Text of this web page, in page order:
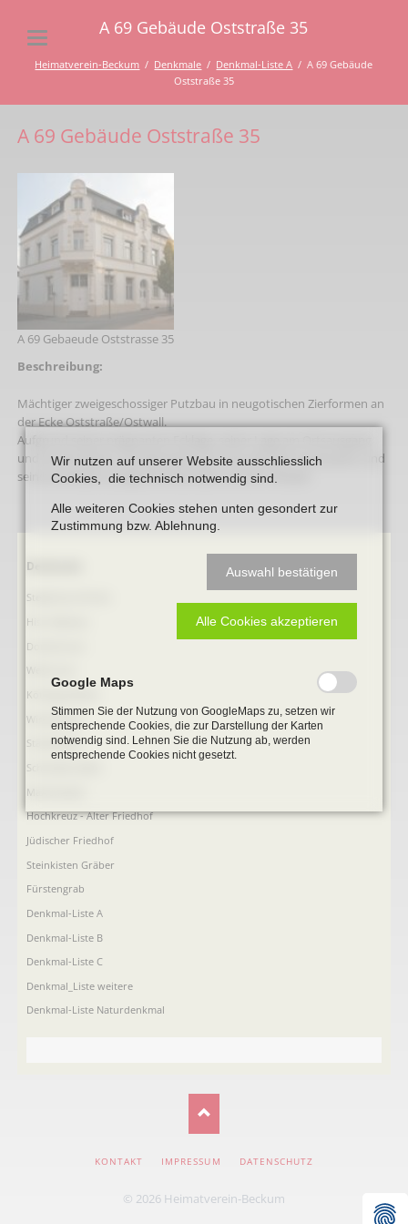
A 69 Gebäude Oststraße 35
Heimatverein-Beckum Denkmale Denkmal-Liste A
A 69 Gebäude
Oststraße 35
A 69 Gebäude Oststraße 35
A 69 Gebaeude Oststrasse 35
Beschreibung:
Mächtiger zweigeschossiger Putzbau in neugotischen Zierformen an
der Ecke Oststraße/Ostwall.
Aufgrund seiner prägnanten Ecklage, seiner Lage am Ortsausgang
und an der Werse, charakterisiert das Haus die alte Torsituation und
seine Architektur prägt die Oststraße und den Ostwall.
Navigation
Denkmale
Stephanus-Kirche
Hist. Rathaus
Domitorium
Wehrturm
Köttings Mühle
Windmühle
Ständehaus
Schmiede Galen
Mariensäule
Hochkreuz - Alter Friedhof
Jüdischer Friedhof
Steinkisten Gräber
Fürstengrab
Denkmal-Liste A
Denkmal-Liste B
Denkmal-Liste C
Denkmal_Liste weitere
Denkmal-Liste Naturdenkmal
NAVIGATION
KONTAKT IMPRESSUM DATENSCHUTZ
© 2026 Heimatverein-Beckum
Wir nutzen auf unserer Website ausschliesslich
Cookies, die technisch notwendig sind.
Alle weiteren Cookies stehen unten gesondert zur
Zustimmung bzw. Ablehnung.
Auswahl bestätigen
Alle Cookies akzeptieren
Google Maps
Stimmen Sie der Nutzung von GoogleMaps zu, setzen wir
entsprechende Cookies, die zur Darstellung der Karten
notwendig sind. Lehnen Sie die Nutzung ab, werden
entsprechende Cookies nicht gesetzt.